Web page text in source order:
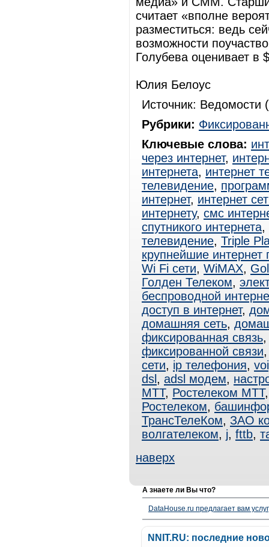
считает «вполне
разместиться: ведь
возможности
Голубева оценивает в
Юлия Белоус
Источник: Ведомости (
Рубрики:
Ключевые слова:
через интернет,
интернета, интернет
телевидение,
интернет, интернет
интернету, смс
спутникого интернета,
телевидение, Triple
крупнейшие интернет
Wi Fi сети, WiMAX,
Голден Телеком,
беспроводной
доступ в интернет,
домашняя сеть,
фиксированная связь
фиксированной связи
сети, ip телефония,
dsl , adsl модем,
МТТ, Ростелеком МТТ
Ростелеком,
ТрансТелеКом, ЗАО
волгателеком, j, fttb,
наверх
А знаете ли Вы что?
DataHouse.ru предлагает вам
NNIT.RU: последние